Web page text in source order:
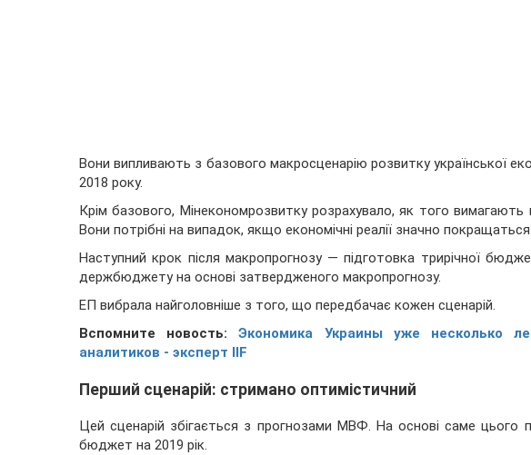
Вони випливають з базового макросценарію розвитку української
2018 року.
Крім базового, Мінекономрозвитку розрахувало, як того вимагають
Вони потрібні на випадок, якщо економічні реалії значно
Наступний крок після макропрогнозу — підготовка трирічної
держбюджету на основі затвердженого макропрогнозу.
ЕП вибрала найголовніше з того, що передбачає кожен сценарій.
Вспомните новость:Экономика Украины уже несколько
аналитиков - эксперт IIF
Перший сценарій: стримано оптимістичний
Цей сценарій збігається з прогнозами МВФ. На основі саме цього
бюджет на 2019 рік.